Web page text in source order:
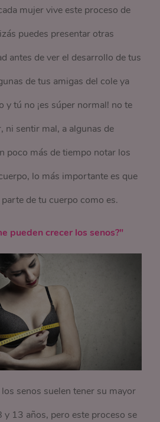
mujer vive este proceso de
puedes presentar otras
antes de ver el desarrollo de tus
de tus amigas del cole ya
y tú no ¡es súper normal! no te
ni sentir mal, a algunas de
poco más de tiempo notar los
lo más importante es que
de tu cuerpo como es.
pueden crecer los senos?"
senos suelen tener su mayor
13 años, pero este proceso se